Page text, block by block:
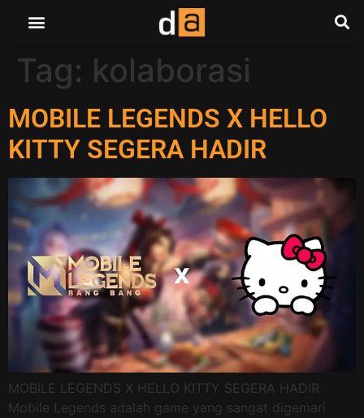
Tag: kolaborasi
MOBILE LEGENDS X HELLO
KITTY SEGERA HADIR
MOBILE LEGENDS X HELLO KITTY SEGERA HADIR
Mobile Legends adalah game yang sangat digemari